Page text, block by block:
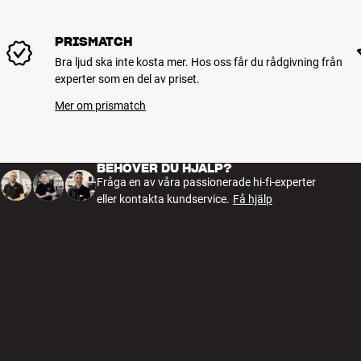
PRISMATCH
Bra ljud ska inte kosta mer. Hos oss får du rådgivning från
experter som en del av priset.
Mer om prismatch
BEHÖVER DU HJÄLP?
Fråga en av våra passionerade hi-fi-experter
eller kontakta kundservice. Få hjälp